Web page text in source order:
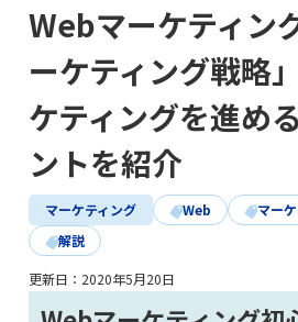
Webマーケティン
ーケティング戦略
ケティングを進め
ントを紹介
マーケティング Web マー
解説
更新日： 2020年5月20日